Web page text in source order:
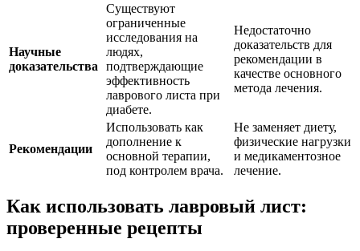
Научные
доказательства
Существуют
ограниченные
исследования на
людях,
подтверждающие
эффективность
лаврового листа при
диабете.
Недостаточно
доказательств для
рекомендации в
качестве основного
метода лечения.
Рекомендации
Использовать как
дополнение к
основной терапии,
под контролем врача.
Не заменяет диету,
физические нагрузки
и медикаментозное
лечение.
Как использовать лавровый лист:
проверенные рецепты